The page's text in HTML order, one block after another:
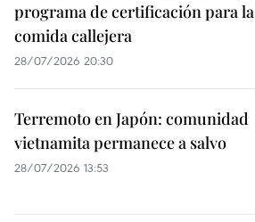
programa de certificación para la
comida callejera
28/07/2026 20:30
Terremoto en Japón: comunidad
vietnamita permanece a salvo
28/07/2026 13:53